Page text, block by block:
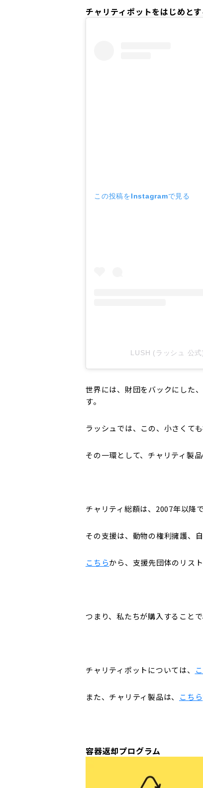
チャリティポットをはじめと
この投稿をInstagramで見る
LUSH (ラッシュ 公
世界には、財団をバックにした
す。
ラッシュでは、この、小さくて
その一環として、チャリティ製
チャリティ総額は、2007年以降
その支援は、動物の権利擁護、
こちらから、支援先団体のリスト
つまり、私たちが購入すること
チャリティポットについては、
また、チャリティ製品は、 こちら
容器返却プログラム